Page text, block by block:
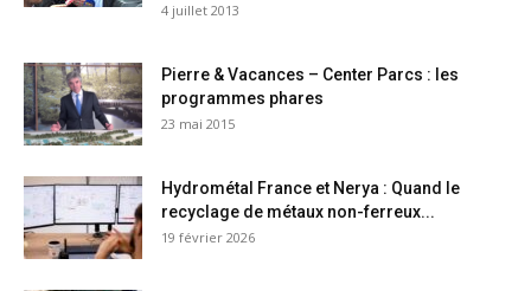
4 juillet 2013
Pierre & Vacances – Center Parcs : les
programmes phares
23 mai 2015
Hydrométal France et Nerya : Quand le
recyclage de métaux non-ferreux...
19 février 2026